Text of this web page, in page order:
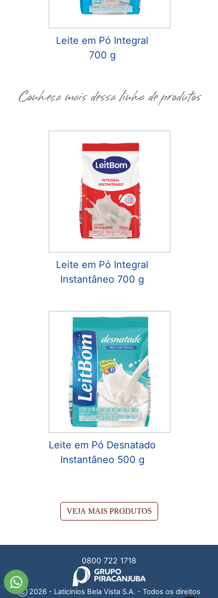
Leite em Pó Integral
700 g
Conheça mais dessa linha de produtos
Leite em Pó Integral
Instantâneo 700 g
Leite em Pó Desnatado
Instantâneo 500 g
VEJA MAIS PRODUTOS
0800 722 1718
Ⓒ 2026 - Laticinios Bela Vista S.A. - Todos os direitos